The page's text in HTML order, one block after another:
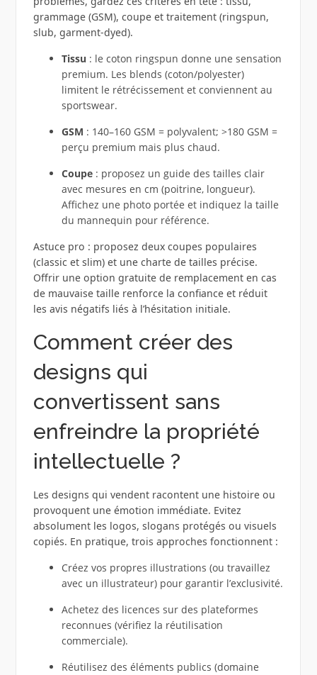
grammage (GSM), coupe et traitement (ringspun,
slub, garment‑dyed).
Tissu : le coton ringspun donne une sensation
premium. Les blends (coton/polyester)
limitent le rétrécissement et conviennent au
sportswear.
GSM : 140–160 GSM = polyvalent; >180 GSM =
perçu premium mais plus chaud.
Coupe: proposez un guide des tailles clair
avec mesures en cm (poitrine, longueur).
Affichez une photo portée et indiquez la taille
du mannequin pour référence.
Astuce pro : proposez deux coupes populaires
(classic et slim) et une charte de tailles précise.
Offrir une option gratuite de remplacement en cas
de mauvaise taille renforce la confiance et réduit
les avis négatifs liés à l’hésitation initiale.
Comment créer des
designs qui
convertissent sans
enfreindre la propriété
intellectuelle ?
Les designs qui vendent racontent une histoire ou
provoquent une émotion immédiate. Evitez
absolument les logos, slogans protégés ou visuels
copiés. En pratique, trois approches fonctionnent :
Créez vos propres illustrations (ou travaillez
avec un illustrateur) pour garantir l’exclusivité.
Achetez des licences sur des plateformes
reconnues (vérifiez la réutilisation
commerciale).
Réutilisez des éléments publics (domaine